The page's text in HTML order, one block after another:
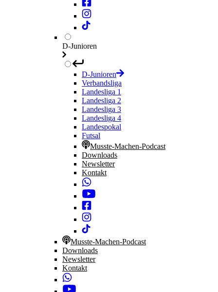
D-Junioren
D-Junioren
Verbandsliga
Landesliga 1
Landesliga 2
Landesliga 3
Landesliga 4
Landespokal
Futsal
Musste-Machen-Podcast
Downloads
Newsletter
Kontakt
Musste-Machen-Podcast
Downloads
Newsletter
Kontakt